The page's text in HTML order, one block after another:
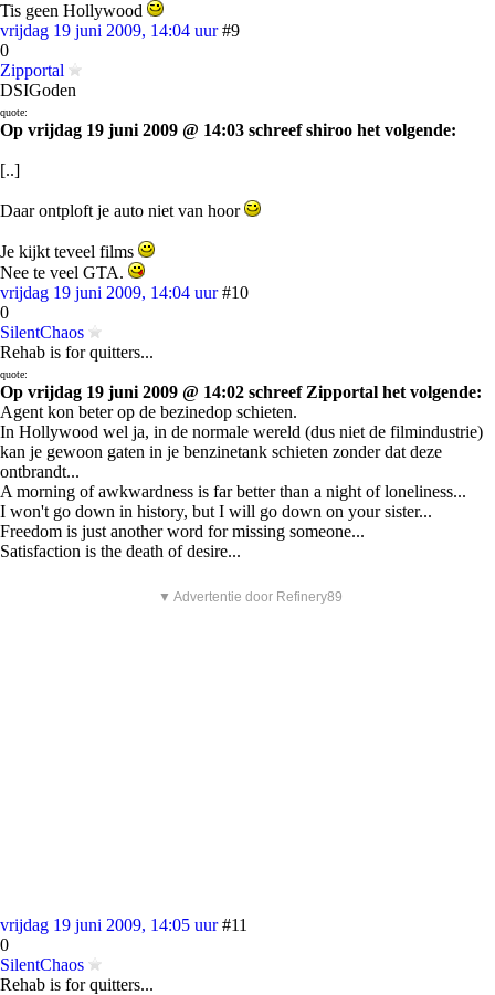
Tis geen Hollywood
vrijdag 19 juni 2009, 14:04 uur #9
0
Zipportal
DSIGoden
quote:
Op vrijdag 19 juni 2009 @ 14:03 schreef shiroo het volgende:
[..]
Daar ontploft je auto niet van hoor
Je kijkt teveel films
Nee te veel GTA.
vrijdag 19 juni 2009, 14:04 uur #10
0
SilentChaos
Rehab is for quitters...
quote:
Op vrijdag 19 juni 2009 @ 14:02 schreef Zipportal het volgende:
Agent kon beter op de bezinedop schieten.
In Hollywood wel ja, in de normale wereld (dus niet de filmindustrie)
kan je gewoon gaten in je benzinetank schieten zonder dat deze
ontbrandt...
A morning of awkwardness is far better than a night of loneliness...
I won't go down in history, but I will go down on your sister...
Freedom is just another word for missing someone...
Satisfaction is the death of desire...
▼ Advertentie door Refinery89
vrijdag 19 juni 2009, 14:05 uur #11
0
SilentChaos
Rehab is for quitters...